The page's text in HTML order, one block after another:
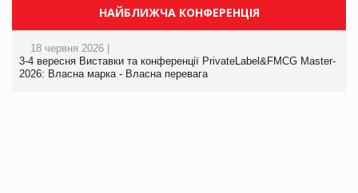
НАЙБЛИЖЧА КОНФЕРЕНЦІЯ
18 червня 2026 |
3-4 вересня Виставки та конференції PrivateLabel&FMCG Master-
2026: Власна марка - Власна перевага